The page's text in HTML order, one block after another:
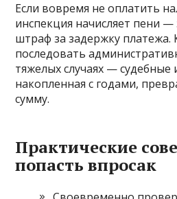
Если вовремя не оплатить
инспекция начисляет пени —
штраф за задержку платежа.
последовать
тяжелых случаях — судебные
накопленная с годами,
сумму.
Практические
попасть впросак